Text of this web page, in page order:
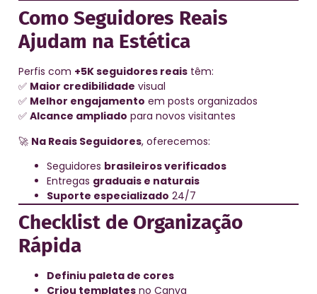
Como Seguidores Reais
Ajudam na Estética
Perfis com +5K seguidores reais têm:
✅ Maior credibilidade visual
✅ Melhor engajamento em posts organizados
✅ Alcance ampliado para novos visitantes
🚀 Na Reais Seguidores, oferecemos:
Seguidores brasileiros verificados
Entregas graduais e naturais
Suporte especializado 24/7
Checklist de Organização
Rápida
Definiu paleta de cores
Criou templates no Canva